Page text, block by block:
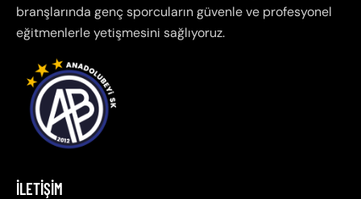
branşlarında genç sporcuların güvenle ve profesyonel
eğitmenlerle yetişmesini sağlıyoruz.
İLETIŞIM